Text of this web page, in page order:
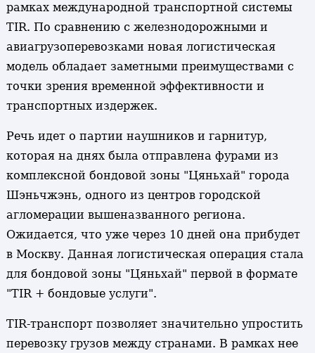
рамках международной транспортной системы
TIR. По сравнению с железнодорожными и
авиагрузоперевозками новая логистическая
модель обладает заметными преимуществами с
точки зрения временной эффективности и
транспортных издержек.
Речь идет о партии наушников и гарнитур,
которая на днях была отправлена фурами из
комплексной бондовой зоны "Цяньхай" города
Шэньчжэнь, одного из центров городской
агломерации вышеназванного региона.
Ожидается, что уже через 10 дней она прибудет
в Москву. Данная логистическая операция стала
для бондовой зоны "Цяньхай" первой в формате
"TIR + бондовые услуги".
TIR-транспорт позволяет значительно упростить
перевозку грузов между странами. В рамках нее